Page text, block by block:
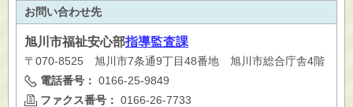
お問い合わせ先
旭川市福祉安心部指導監査課
〒070-8525 旭川市7条通9丁目48番地 旭川市総合庁舎4階
電話番号： 0166-25-9849
ファクス番号： 0166-26-7733